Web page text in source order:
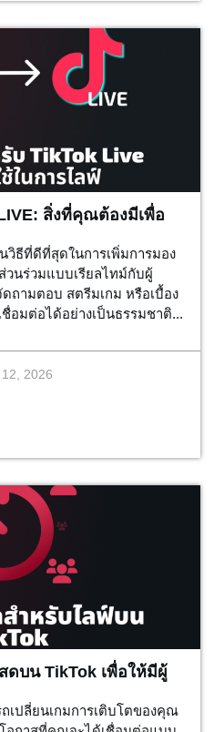
สิ่งที่คุณต้องมีเพื่อ
วิธีที่ดีที่สุดในการเพิ่มการมอง
วนร่วมแบบเรียลไทม์กับผู้
ามตอบ สตรีมเกม หรือเบื้อง
อมต่อได้อย่างเป็นธรรมชาติ...
2026
ดบน TikTok เพื่อให้มีผู้
เปลี่ยนเกมการเติบโตของคุณ